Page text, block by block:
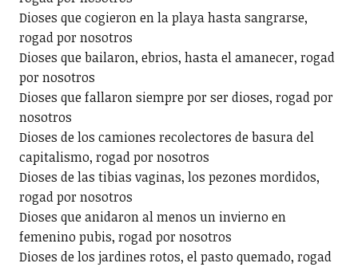
Dioses que cogieron en la playa hasta sangrarse,
rogad por nosotros
Dioses que bailaron, ebrios, hasta el amanecer, rogad
por nosotros
Dioses que fallaron siempre por ser dioses, rogad por
nosotros
Dioses de los camiones recolectores de basura del
capitalismo, rogad por nosotros
Dioses de las tibias vaginas, los pezones mordidos,
rogad por nosotros
Dioses que anidaron al menos un invierno en
femenino pubis, rogad por nosotros
Dioses de los jardines rotos, el pasto quemado, rogad